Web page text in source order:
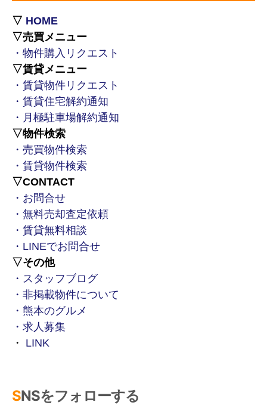
▽ HOME
▽売買メニュー
・物件購入リクエスト
▽賃貸メニュー
・賃貸物件リクエスト
・賃貸住宅解約通知
・月極駐車場解約通知
▽物件検索
・売買物件検索
・賃貸物件検索
▽CONTACT
・お問合せ
・無料売却査定依頼
・賃貸無料相談
・LINEでお問合せ
▽その他
・スタッフブログ
・非掲載物件について
・熊本のグルメ
・求人募集
・ LINK
SNSをフォローする